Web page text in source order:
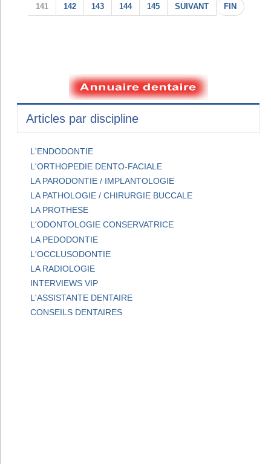
141 142 143 144 145 SUIVANT FIN
Articles par discipline
L'ENDODONTIE
L'ORTHOPEDIE DENTO-FACIALE
LA PARODONTIE / IMPLANTOLOGIE
LA PATHOLOGIE / CHIRURGIE BUCCALE
LA PROTHESE
L'ODONTOLOGIE CONSERVATRICE
LA PEDODONTIE
L'OCCLUSODONTIE
LA RADIOLOGIE
INTERVIEWS VIP
L'ASSISTANTE DENTAIRE
CONSEILS DENTAIRES